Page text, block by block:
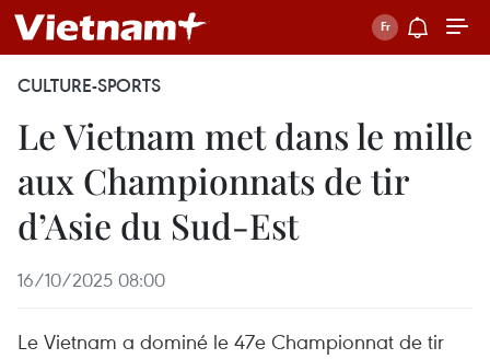
CULTURE-SPORTS
Le Vietnam met dans le mille
aux Championnats de tir
d’Asie du Sud-Est
16/10/2025 08:00
Le Vietnam a dominé le 47e Championnat de tir